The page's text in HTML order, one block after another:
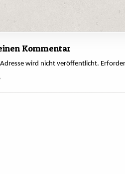
Kommentar
wird nicht veröffentlicht.